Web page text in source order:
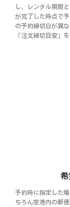
し、レンタル期間
が完了した時点で
の予約締切日が異
「注文締切目安」
希
予約時に指定した
ちろん空港内の郵